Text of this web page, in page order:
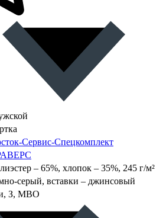
Сервис-Спецкомплект
– 65%, хлопок – 35%, 245 г/м²
серый, вставки – джинсовый
З, МВО